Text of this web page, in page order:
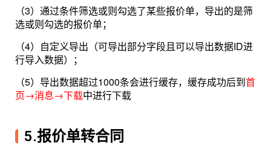
（3）通过条件筛选或则勾选了某些报价单，导出的是筛
选或则勾选的报价单；
（4） 自定义导出（可导出部分字段且可以导出数据ID进
行导入数据）
；
（5）导出数据超过1000条会进行缓存，缓存成功后到首
页→消息→下载中进行下载
5.报价单转合同